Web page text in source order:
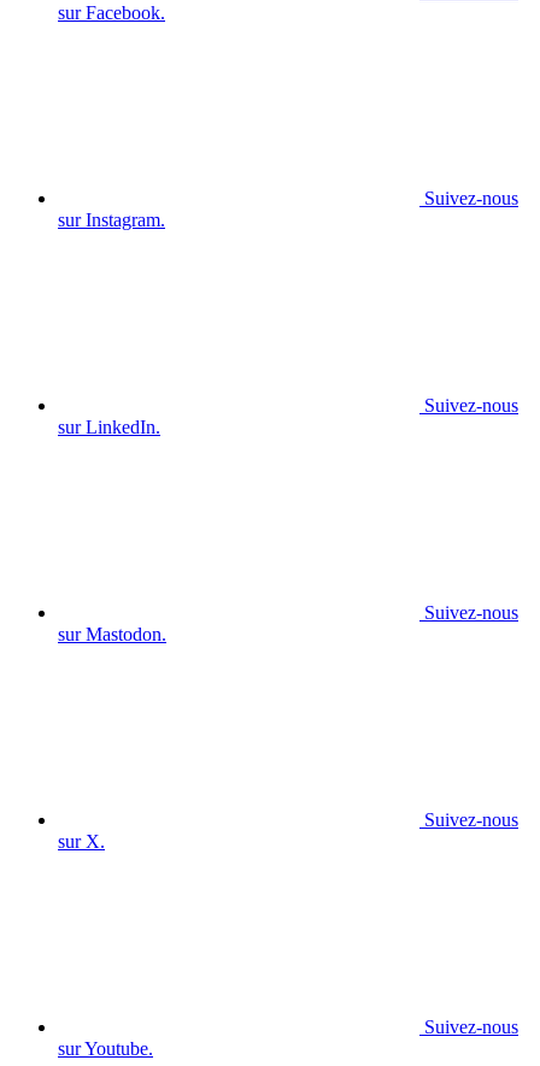
sur Facebook.
Suivez-nous
sur Instagram.
Suivez-nous
sur LinkedIn.
Suivez-nous
sur Mastodon.
Suivez-nous
sur X.
Suivez-nous
sur Youtube.